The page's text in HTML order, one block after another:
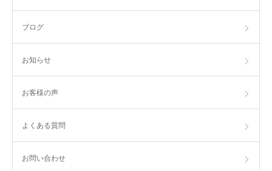
ブログ
お知らせ
お客様の声
よくある質問
お問い合わせ